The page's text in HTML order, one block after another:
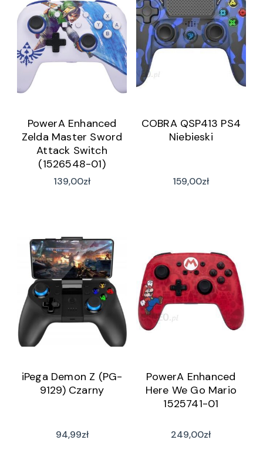
PowerA Enhanced
Zelda Master Sword
Attack Switch
(1526548-01)
139,00zł
COBRA QSP413 PS4
Niebieski
159,00zł
iPega Demon Z (PG-
9129) Czarny
94,99zł
PowerA Enhanced
Here We Go Mario
1525741-01
249,00zł